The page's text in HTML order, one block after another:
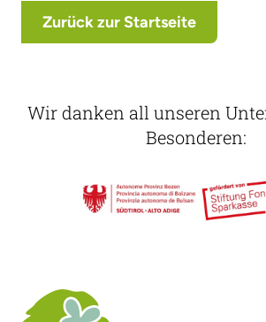
Zurück zur Startseite
Wir danken all unseren
Besonderen: